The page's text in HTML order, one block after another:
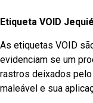
Etiqueta VOID Jequié
As etiquetas VOID
evidenciam se um
rastros deixados
maleável e sua